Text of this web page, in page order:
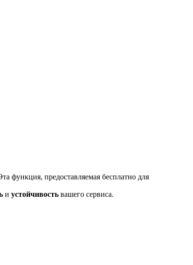
функция, предоставляемая бесплатно для
и устойчивость вашего сервиса.